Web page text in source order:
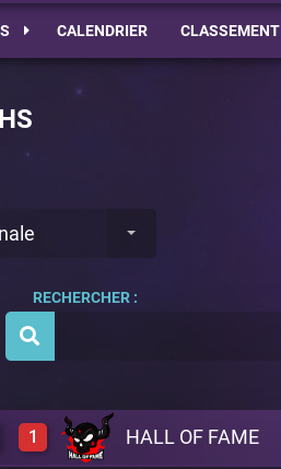
CALENDRIER CLASSEMENT
RECHERCHER :
HALL OF FAME
1